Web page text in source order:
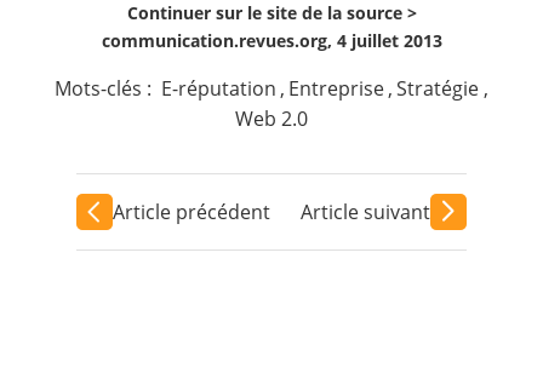
Continuer sur le site de la source >
communication.revues.org, 4 juillet 2013
Mots-clés : E-réputation , Entreprise,Stratégie ,
Web 2.0
Article précédent Article suivant